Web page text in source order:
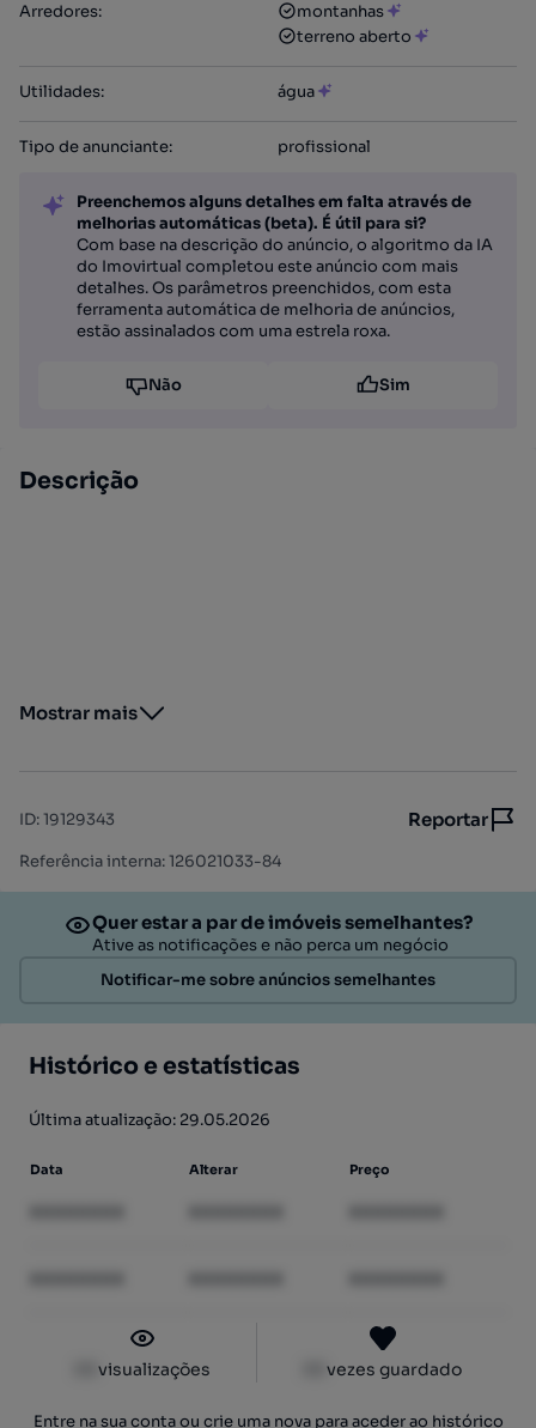
Arredores:
montanhas
terreno aberto
Utilidades: água
Tipo de anunciante: profissional
Preenchemos alguns detalhes em falta através de
melhorias automáticas (beta). É útil para si?
Com base na descrição do anúncio, o algoritmo da IA
do Imovirtual completou este anúncio com mais
detalhes. Os parâmetros preenchidos, com esta
ferramenta automática de melhoria de anúncios,
estão assinalados com uma estrela roxa.
Não Sim
Descrição
Mostrar mais
ID:19129343 Reportar
Referência interna: 126021033-84
Quer estar a par de imóveis semelhantes?
Ative as notificações e não perca um negócio
Notificar-me sobre anúncios semelhantes
Histórico e estatísticas
Última atualização: 29.05.2026
Data Alterar Preço
visualizações vezes guardado
Entre na sua conta ou crie uma nova para aceder ao histórico